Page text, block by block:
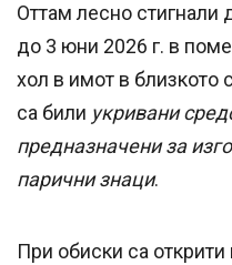
Оттам лесно стигнали
до 3 юни 2026 г. в
хол в имот в близкото
са били укривани
предназначени за
парични знаци.
При обиски са открити